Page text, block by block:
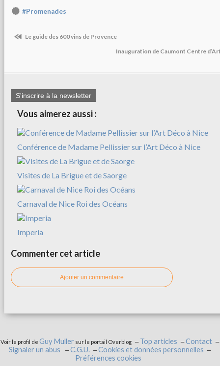
#Promenades
Le guide des 600 vins de Provence
Inauguration de Caumont Centre
S'inscrire à la newsletter
Vous aimerez aussi :
Conférence de Madame Pellissier sur l’Art Déco à Nice
Visites de La Brigue et de Saorge
Carnaval de Nice Roi des Océans
Imperia
Commenter cet article
Ajouter un commentaire
Voir le profil de Guy Muller sur le portail Overblog Top articles
Contact
Signaler un abus
C.G.U.
Cookies et données personnelles
Préférences cookies